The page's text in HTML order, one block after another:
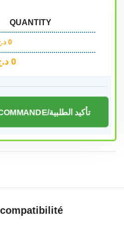
QUANTITY
0
0
CONFIRMER LA COMMANDE/تأكيد الطلبية